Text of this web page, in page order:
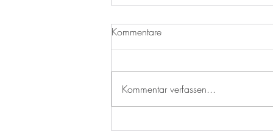
Kommentare
Kommentar verfassen...